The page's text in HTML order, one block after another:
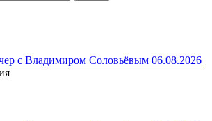
с Владимиром Соловьёвым 06.08.2026